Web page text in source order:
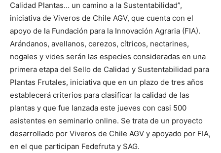
Calidad Plantas… un camino a la Sustentabilidad”,
iniciativa de Viveros de Chile AGV, que cuenta con el
apoyo de la Fundación para la Innovación Agraria (FIA).
Arándanos, avellanos, cerezos, cítricos, nectarines,
nogales y vides serán las especies consideradas en una
primera etapa del Sello de Calidad y Sustentabilidad para
Plantas Frutales, iniciativa que en un plazo de tres años
establecerá criterios para clasificar la calidad de las
plantas y que fue lanzada este jueves con casi 500
asistentes en seminario online. Se trata de un proyecto
desarrollado por Viveros de Chile AGV y apoyado por FIA,
en el que participan Fedefruta y SAG.